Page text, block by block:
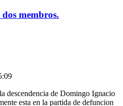
membros.
descendencia de Domingo Ignacio
esta en la partida de defuncion